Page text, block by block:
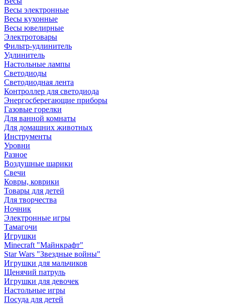
Весы электронные
Весы кухонные
Весы ювелирные
Электротовары
Фильтр-удлинитель
Удлинитель
Настольные лампы
Светодиоды
Светодиодная лента
Контроллер для светодиода
Энергосберегающие приборы
Газовые горелки
Для ванной комнаты
Для домашних животных
Инструменты
Уровни
Разное
Воздушные шарики
Свечи
Ковры, коврики
Товары для детей
Для творчества
Ночник
Электронные игры
Тамагочи
Игрушки
Minecraft "Майнкрафт"
Star Wars "Звездные войны"
Игрушки для мальчиков
Щенячий патруль
Игрушки для девочек
Настольные игры
Посуда для детей